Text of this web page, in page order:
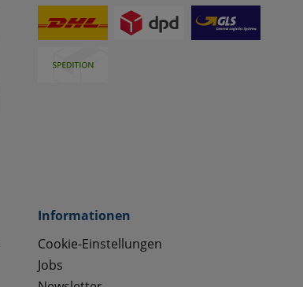
Informationen
Cookie-Einstellungen
Jobs